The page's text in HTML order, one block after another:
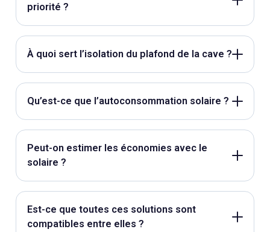
priorité ?
À quoi sert l’isolation du plafond de la cave ?
Qu’est-ce que l’autoconsommation solaire ?
Peut-on estimer les économies avec le
solaire ?
Est-ce que toutes ces solutions sont
compatibles entre elles ?